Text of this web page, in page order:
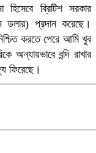
ব্রিটিশ সরকার
ডলার) প্রদান করেছে।
করতে পেরে আমি খুব
অন্যায়ভাবে বন্দি রাখার
ফিরেছে।